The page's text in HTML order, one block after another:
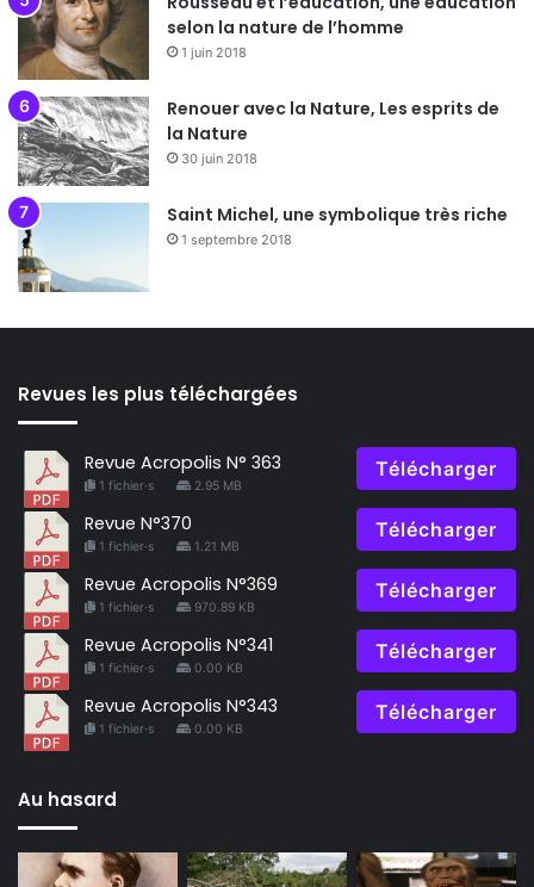
selon la nature de l’homme
1 juin 2018
Renouer avec la Nature, Les esprits de
la Nature
30 juin 2018
Saint Michel, une symbolique très riche
1 septembre 2018
Revues les plus téléchargées
Revue Acropolis N° 363
1 fichier·s 2.95 MB
Télécharger
Revue N°370
1 fichier·s 1.21 MB
Télécharger
Revue Acropolis N°369
1 fichier·s 970.89 KB
Télécharger
Revue Acropolis N°341
1 fichier·s 0.00 KB
Télécharger
Revue Acropolis N°343
1 fichier·s 0.00 KB
Télécharger
Au hasard